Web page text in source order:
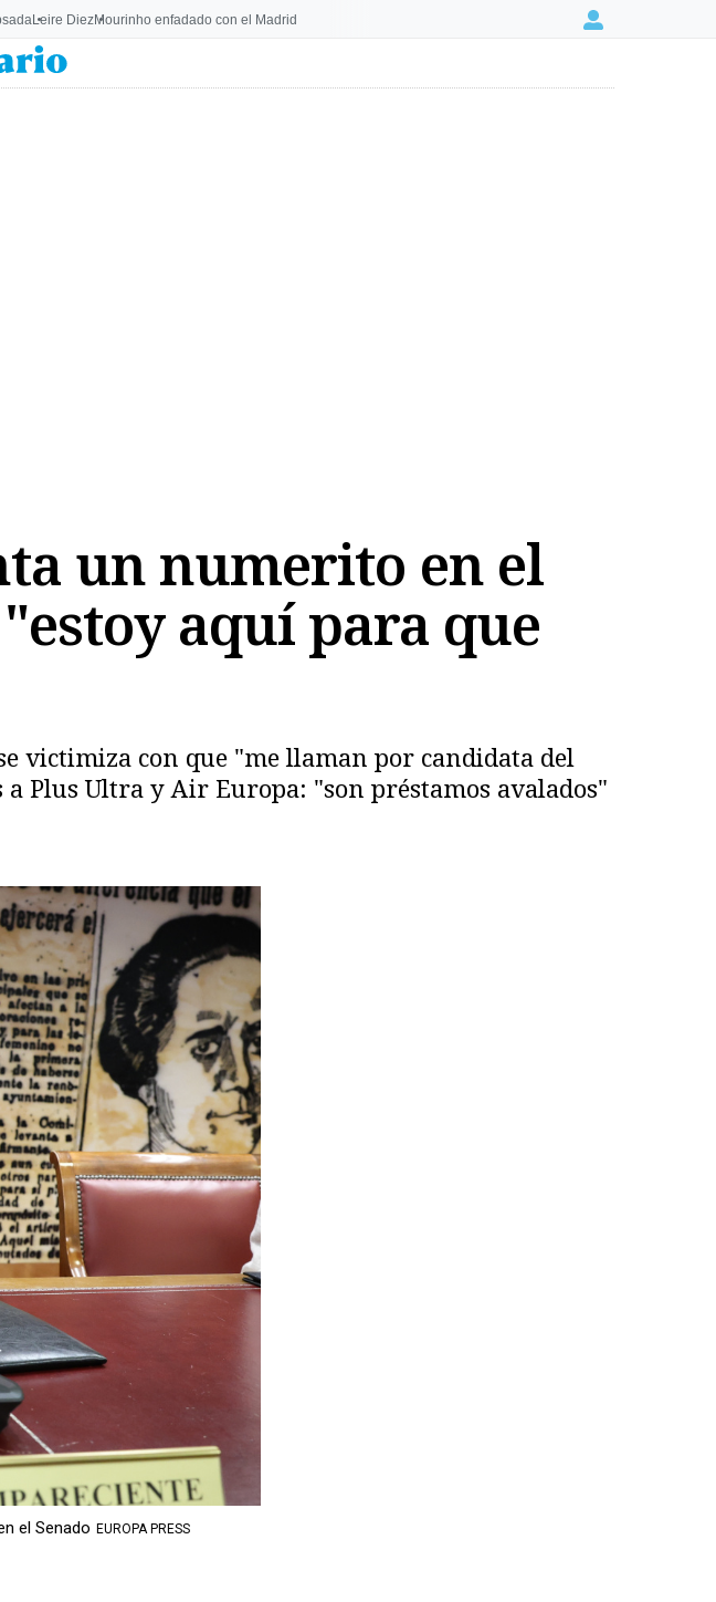
Leire DiezMourinho enfadado con el Madrid Login
un numerito en el
aquí para que
victimiza con que "me llaman por candidata del
Plus Ultra y Air Europa: "son préstamos avalados"
el Senado EUROPA PRESS